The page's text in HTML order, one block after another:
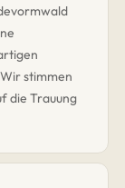
stimmen
die Trauung